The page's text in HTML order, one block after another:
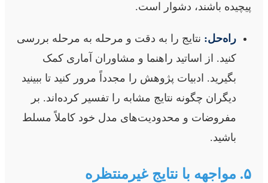
پیچیده باشند، دشوار است.
راه‌حل: نتایج را به دقت و مرحله به مرحله بررسی
کنید. از اساتید راهنما و مشاوران آماری کمک
بگیرید. ادبیات پژوهش را مجدداً مرور کنید تا ببینید
دیگران چگونه نتایج مشابه را تفسیر کرده‌اند. بر
مفروضات و محدودیت‌های مدل خود کاملاً مسلط
باشید.
۵. مواجهه با نتایج غیرمنتظره